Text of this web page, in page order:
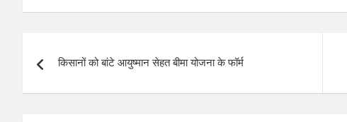
at
A
ce
o
tt ar
navigation
किसानों को बांटे आयुष्मान सेहत बीमा योजना के फॉर्म